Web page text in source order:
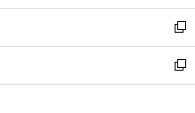
開
く
ウ
で
開
く
ン
ド
ウ
で
開
ウ
ィ
ン
ド
ウ
し
い
ウ
ィ
ン
新
し
い
ウ
新
し